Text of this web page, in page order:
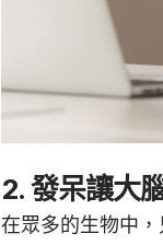
2. 發呆讓大
在眾多的生物中